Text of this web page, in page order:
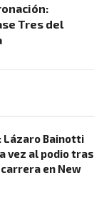
Tres del
Lázaro Bainotti
vez al podio tras
en New